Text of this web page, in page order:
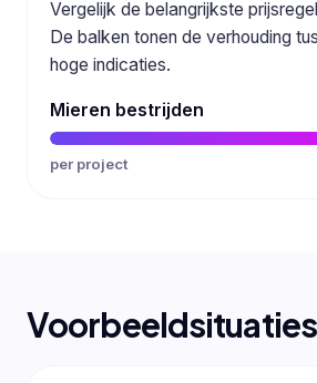
Vergelijk de belangrijkste
De balken tonen de verhouding
hoge indicaties.
Mieren bestrijden
per project
Voorbeeldsituaties